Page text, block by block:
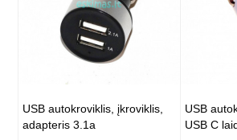
USB autokroviklis, įkroviklis,
adapteris 3.1a
USB
USB C